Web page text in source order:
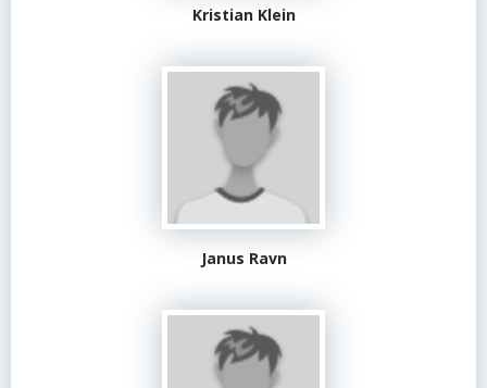
Kristian Klein
Janus Ravn